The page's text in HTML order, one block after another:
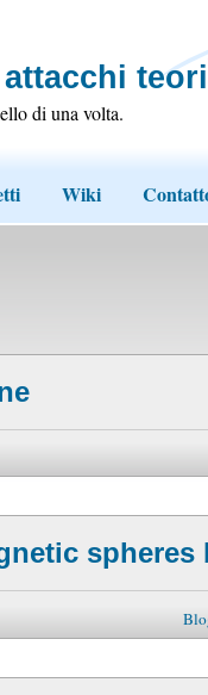
di una volta.
Wiki
spheres